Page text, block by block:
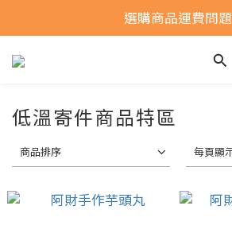
全館常溫商品滿1600元
選購商品運費問題
全館常溫商品滿1600元
低溫寄件商品特區
商品排序 每頁顯